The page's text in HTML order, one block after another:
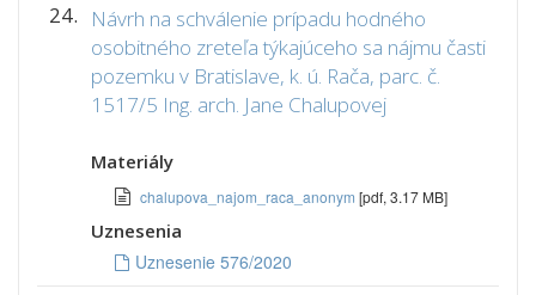
24.
Návrh na schválenie prípadu hodného
osobitného zreteľa týkajúceho sa nájmu časti
pozemku v Bratislave, k. ú. Rača, parc. č.
1517/5 Ing. arch. Jane Chalupovej
Materiály
chalupova_najom_raca_anonym [pdf, 3.17 MB]
Uznesenia
Uznesenie 576/2020